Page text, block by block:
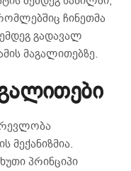
ჩინეთმა
გადავალ
მაგალითებზე.
მექანიზმია.
პრინციპი